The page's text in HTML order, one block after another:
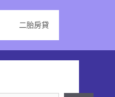
二胎房貸